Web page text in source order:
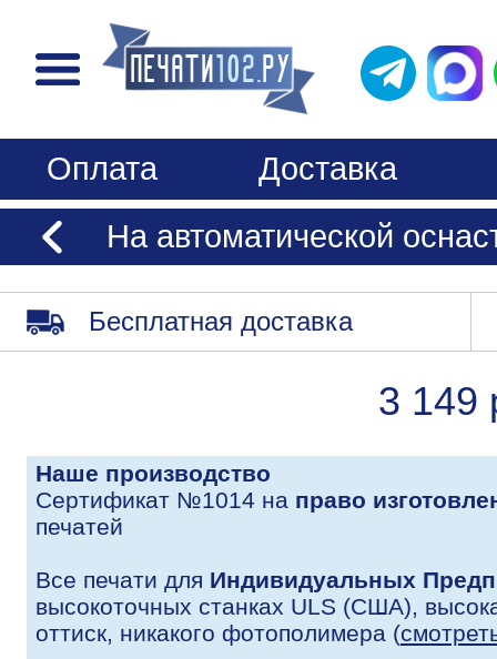
Оплата
Доставка
На автоматической
Бесплатная доставка
3 149
Наше производство
Сертификат №1014 на право
печатей
Все печати для Индивидуальных
высокоточных станках ULS (США),
оттиск, никакого фотополимера (